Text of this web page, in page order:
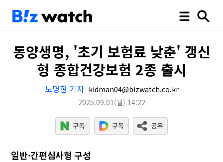
동양생명, '초기 보험료 낮춘' 갱신
형 종합건강보험 2종 출시
노명현 기자 kidman04@bizwatch.co.kr
2025.09.01(월) 14:22
일반·간편심사형 구성